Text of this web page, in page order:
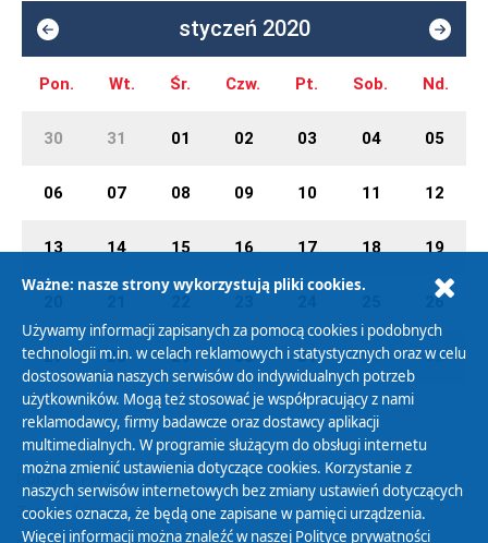
styczeń 2020
Pon. Wt. Śr. Czw. Pt. Sob. Nd.
30 31 01 02 03 04 05
06 07 08 09 10 11 12
13 14 15 16 17 18 19
26
27 28 29 30 31 01 02
Polityka Prywatności
Zasady korzystania z Serwisu
Ważne: nasze strony wykorzystują pliki cookies.
Używamy informacji zapisanych za pomocą cookies i podobnych
technologii m.in. w celach reklamowych i statystycznych oraz w celu
dostosowania naszych serwisów do indywidualnych potrzeb
użytkowników. Mogą też stosować je współpracujący z nami
reklamodawcy, firmy badawcze oraz dostawcy aplikacji
multimedialnych. W programie służącym do obsługi internetu
można zmienić ustawienia dotyczące cookies. Korzystanie z
naszych serwisów internetowych bez zmiany ustawień dotyczących
cookies oznacza, że będą one zapisane w pamięci urządzenia.
Więcej informacji można znaleźć w naszej Polityce prywatności